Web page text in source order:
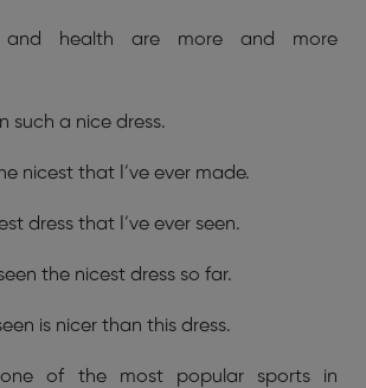
and health are more and more
such a nice dress.
nicest that I’ve ever made.
dress that I’ve ever seen.
the nicest dress so far.
is nicer than this dress.
of the most popular sports in